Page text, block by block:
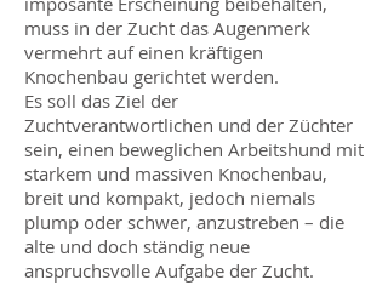
muss in der Zucht das Augenmerk
vermehrt auf einen kräftigen
Knochenbau gerichtet werden.
Es soll das Ziel der
Zuchtverantwortlichen und der Züchter
sein, einen beweglichen Arbeitshund mit
starkem und massiven Knochenbau,
breit und kompakt, jedoch niemals
plump oder schwer, anzustreben – die
alte und doch ständig neue
anspruchsvolle Aufgabe der Zucht.